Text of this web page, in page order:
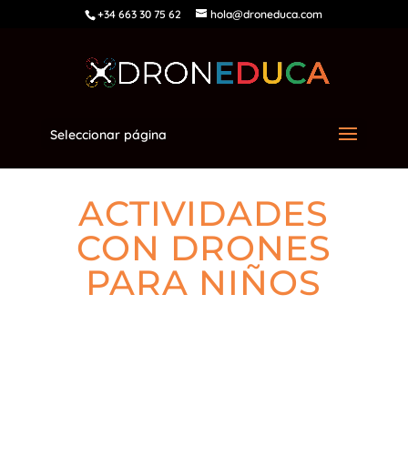
+34 663 30 75 62 hola@droneduca.com
Seleccionar página
ACTIVIDADES
CON DRONES
PARA NIÑOS